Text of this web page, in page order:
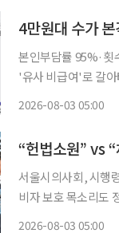
본인부담률 95%·
'유사 비급여'로 갈
2026-08-03 05:00
서울시의사회, 시행
비자 보호 목소리도 정부의 도수치료 '관리급여' 적용을 둘러싼 의료계와 보험업계의 갈등이
2026-08-03 05:00